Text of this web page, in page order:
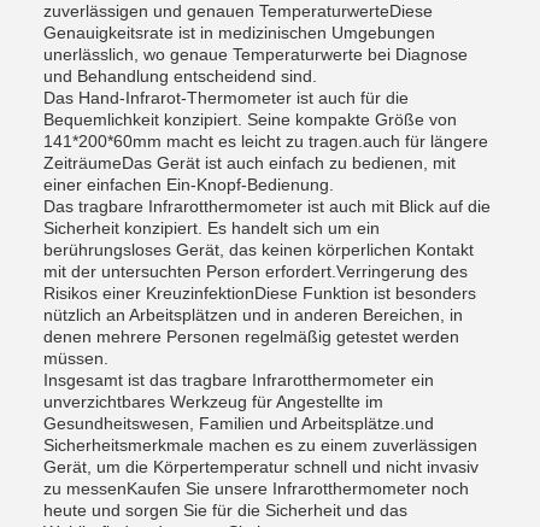
zuverlässigen und genauen TemperaturwerteDiese
Genauigkeitsrate ist in medizinischen Umgebungen
unerlässlich, wo genaue Temperaturwerte bei Diagnose
und Behandlung entscheidend sind.
Das Hand-Infrarot-Thermometer ist auch für die
Bequemlichkeit konzipiert. Seine kompakte Größe von
141*200*60mm macht es leicht zu tragen.auch für längere
ZeiträumeDas Gerät ist auch einfach zu bedienen, mit
einer einfachen Ein-Knopf-Bedienung.
Das tragbare Infrarotthermometer ist auch mit Blick auf die
Sicherheit konzipiert. Es handelt sich um ein
berührungsloses Gerät, das keinen körperlichen Kontakt
mit der untersuchten Person erfordert.Verringerung des
Risikos einer KreuzinfektionDiese Funktion ist besonders
nützlich an Arbeitsplätzen und in anderen Bereichen, in
denen mehrere Personen regelmäßig getestet werden
müssen.
Insgesamt ist das tragbare Infrarotthermometer ein
unverzichtbares Werkzeug für Angestellte im
Gesundheitswesen, Familien und Arbeitsplätze.und
Sicherheitsmerkmale machen es zu einem zuverlässigen
Gerät, um die Körpertemperatur schnell und nicht invasiv
zu messenKaufen Sie unsere Infrarotthermometer noch
heute und sorgen Sie für die Sicherheit und das